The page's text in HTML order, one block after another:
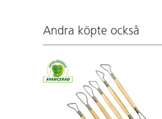
Andra köpte också